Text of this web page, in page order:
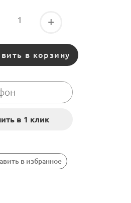
+
в корзину
в избранное